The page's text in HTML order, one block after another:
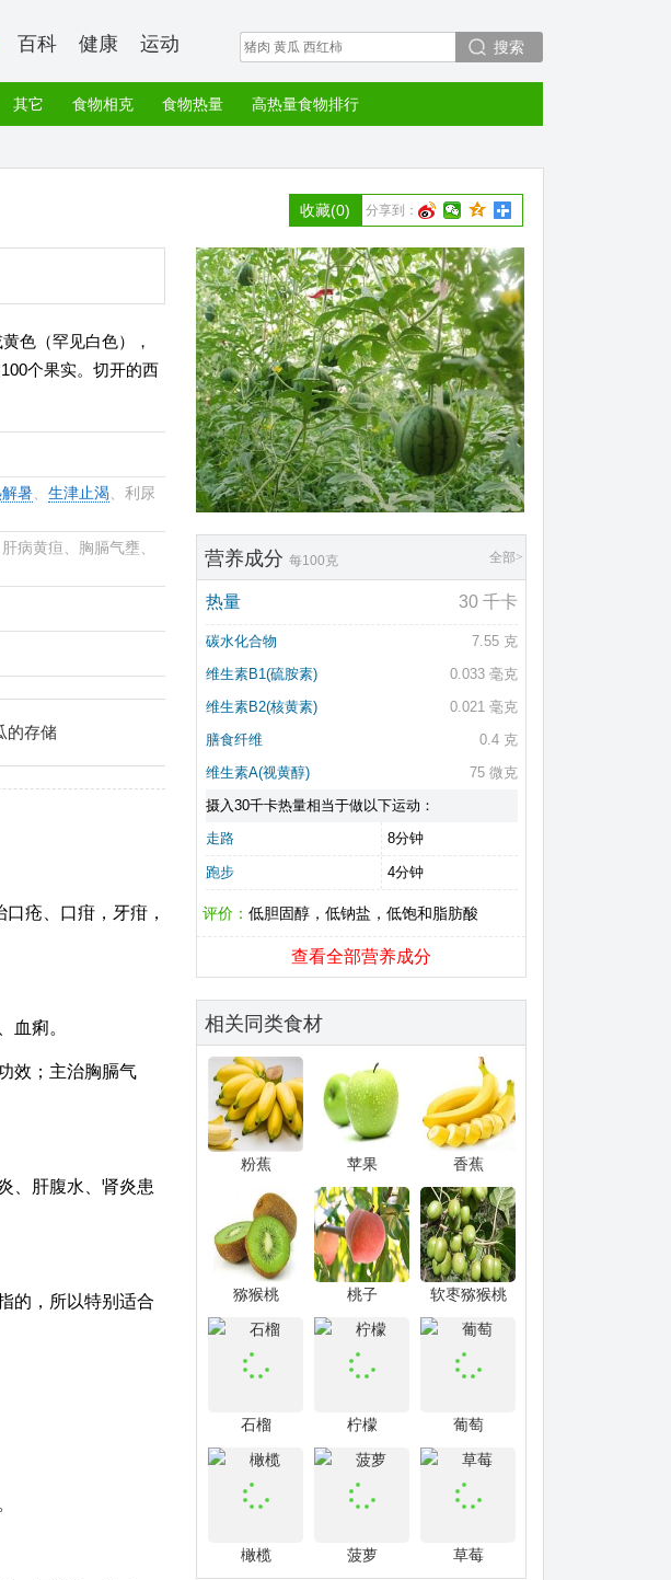
搜索
百科 健康 运动
其它 食物相克 食物热量 高热量食物排行
分享到：
收藏(0)
色（罕见白色），
个果实。切开的西
暑 生津止渴 、利尿
肝病黄疸、胸膈气壅、
的存储
口疮、口疳，牙疳，
血痢。
效；主治胸膈气
、肝腹水、肾炎患
的，所以特别适合
营养成分 每100克 全部>
热量 30 千卡
碳水化合物
7.55 克
维生素B1(硫胺素)
0.033 毫克
维生素B2(核黄素)
0.021 毫克
膳食纤维
0.4 克
维生素A(视黄醇)
75 微克
摄入30千卡热量相当于做以下运动：
走路
8分钟
跑步 4分钟
评价： 低胆固醇，低钠盐，低饱和脂肪酸
查看全部营养成分
相关同类食材
粉蕉 苹果 香蕉
猕猴桃 桃子 软枣猕猴桃
石榴 柠檬 葡萄
橄榄 菠萝 草莓